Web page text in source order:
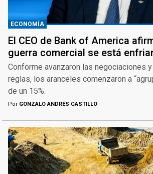
ECONOMÍA
El CEO de Bank of America
guerra comercial se está
Conforme avanzaron las negociaciones
reglas, los aranceles comenzaron a
de un 15%.
Por GONZALO ANDRÉS CASTILLO